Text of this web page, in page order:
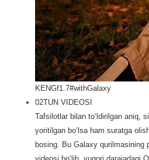
KENGf1.7#withGalaxy
02TUN VIDEOSI
Tafsilotlar bilan toʻldirilgan aniq,
yoritilgan boʻlsa ham suratga
bosing. Bu Galaxy qurilmasining